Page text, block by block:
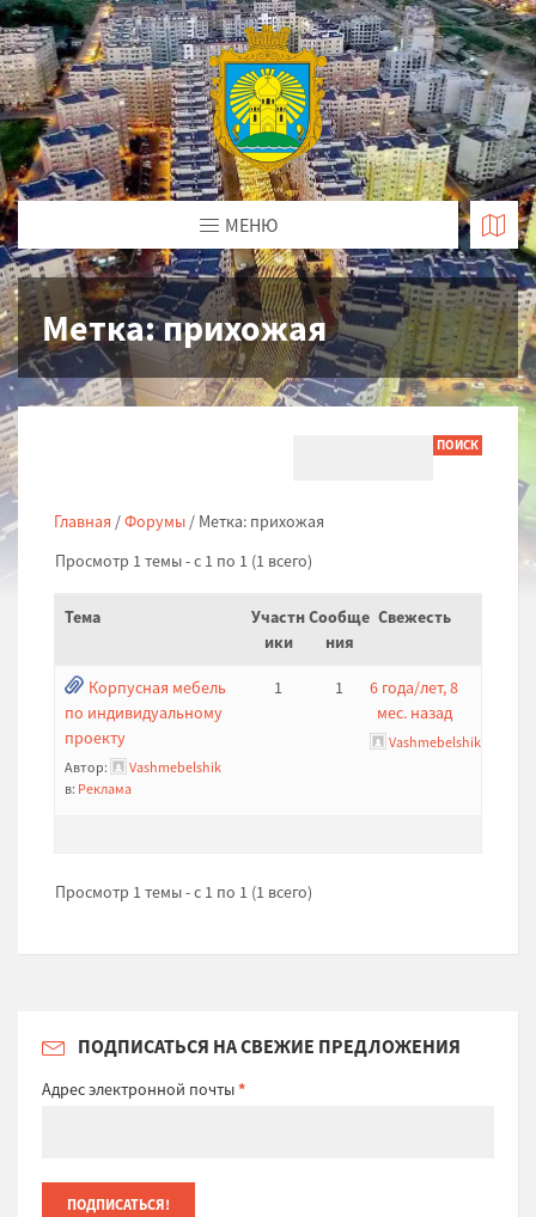
МЕНЮ
Метка:прихожая
Главная /Форумы / Метка: прихожая
Просмотр 1 темы - с 1 по 1 (1 всего)
Тема
Участн
ики
Сообще
ния
Свежесть
Корпусная мебель
по индивидуальному
проекту
Автор:
Vashmebelshik
в: Реклама
1 1
6 года/лет, 8
мес. назад
Vashmebelshik
Просмотр 1 темы - с 1 по 1 (1 всего)
ПОДПИСАТЬСЯ НА СВЕЖИЕ ПРЕДЛОЖЕНИЯ
Адрес электронной почты*